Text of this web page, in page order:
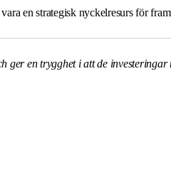
en strategisk nyckelresurs för
ger en trygghet i att de